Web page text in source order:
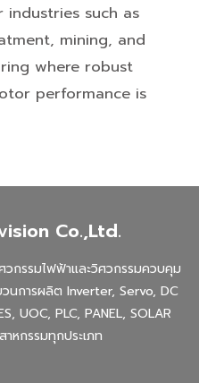
such as
mining, and
where robust
performance is
Co.,Ltd.
กรรมไฟฟ้าและวิศวกรรมควบคุม
นการผลิต Inverter, Servo, DC
UOC, PLC, PANEL, SOLAR
าหกรรมทุกประเภท